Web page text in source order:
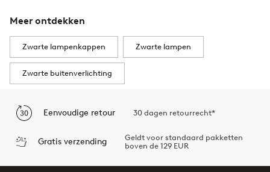
Meer ontdekken
Zwarte lampenkappen Zwarte lampen
Zwarte buitenverlichting
Eenvoudige retour 30 dagen retourrecht*
Gratis verzending
Geldt voor standaard pakketten
boven de 129 EUR